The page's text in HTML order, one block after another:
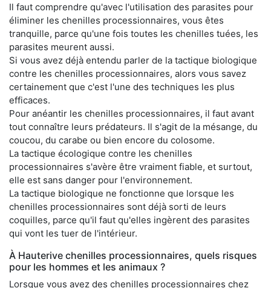
Il faut comprendre qu'avec l'utilisation des parasites pour
éliminer les chenilles processionnaires, vous êtes
tranquille, parce qu'une fois toutes les chenilles tuées, les
parasites meurent aussi.
Si vous avez déjà entendu parler de la tactique biologique
contre les chenilles processionnaires, alors vous savez
certainement que c'est l'une des techniques les plus
efficaces.
Pour anéantir les chenilles processionnaires, il faut avant
tout connaître leurs prédateurs. Il s'agit de la mésange, du
coucou, du carabe ou bien encore du colosome.
La tactique écologique contre les chenilles
processionnaires s'avère être vraiment fiable, et surtout,
elle est sans danger pour l'environnement.
La tactique biologique ne fonctionne que lorsque les
chenilles processionnaires sont déjà sorti de leurs
coquilles, parce qu'il faut qu'elles ingèrent des parasites
qui vont les tuer de l'intérieur.
À Hauterive chenilles processionnaires, quels risques
pour les hommes et les animaux ?
Lorsque vous avez des chenilles processionnaires chez